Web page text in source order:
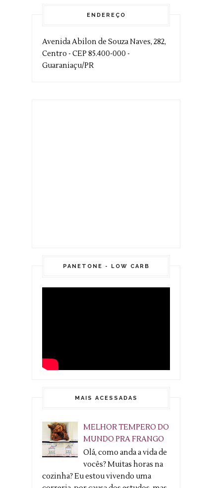
ENDEREÇO
Avenida Abilon de Souza Naves, 282,
Centro - CEP 85.400-000 -
Guaraniaçu/PR
PANETONE - LOW CARB
MAIS ACESSADAS
MELHOR TEMPERO DO
MUNDO PRA FRANGO
Olá, como anda a vida de
vocês? Muitas horas na
cozinha? Eu estou vivendo uma